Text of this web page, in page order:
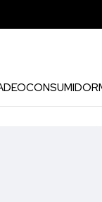
CONSUMIDOR